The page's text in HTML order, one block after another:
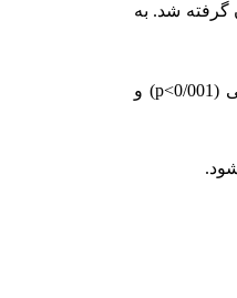
آزمون گرفته شد. به
p) و